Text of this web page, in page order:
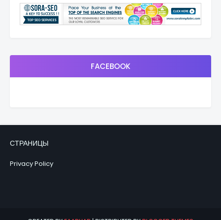
FACEBOOK
СТРАНИЦЫ
Privacy Policy